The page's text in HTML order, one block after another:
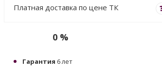
Платная доставка по цене ТК
0 %
Гарантия 6 лет